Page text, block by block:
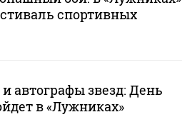
спортивных
автографы звезд: День
в «Лужниках»